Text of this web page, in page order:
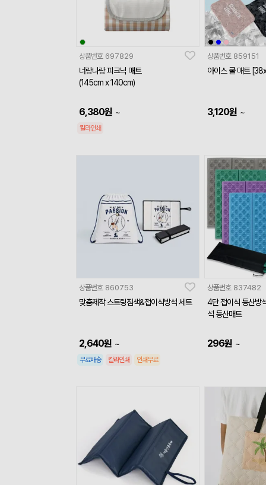
상품번호 697829
너랑나랑 피크닉 매트
(145cm x 140cm)
6,380원 ~
칼라인쇄
상품번호 859151
아이스 쿨 매트
3,120원 ~
상품번호 860753
맞춤제작 스트링짐색&접이식방석 세트
2,640원 ~
무료배송 칼라인쇄 인쇄무료
상품번호 837482
4단 접이식 등산방
석 등산매트
296원 ~